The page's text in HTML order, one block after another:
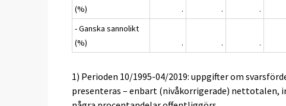
(%)
. . .
- Ganska sannolikt
(%)
. . .
1) Perioden 10/1995-04/2019: uppgifter om
presenteras – enbart (nivåkorrigerade) nettotalen,